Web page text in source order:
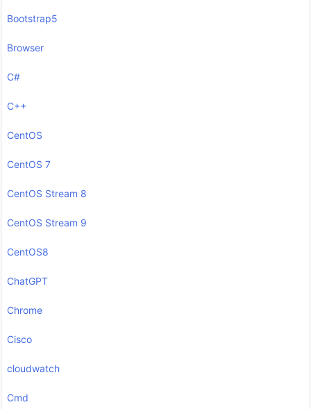
Bootstrap5
Browser
C#
C++
CentOS
CentOS 7
CentOS Stream 8
CentOS Stream 9
CentOS8
ChatGPT
Chrome
Cisco
cloudwatch
Cmd